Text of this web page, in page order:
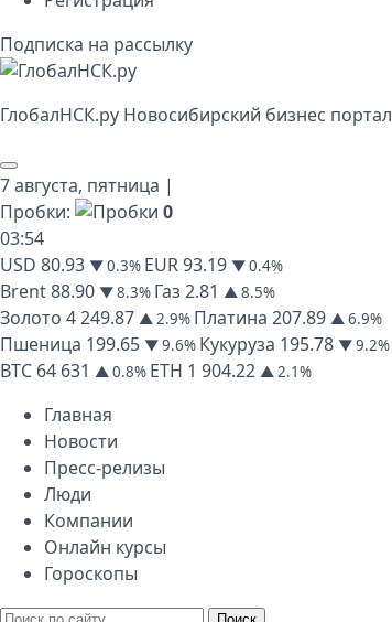
Подписка на рассылку
ГлобалНСК.py Новосибирский бизнес портал
7 августа, пятница |
Пробки:
0
03:54
USD 80.93 ▼ 0.3% EUR93.19 ▼ 0.4%
Brent88.90 ▼ 8.3% Газ 2.81 ▲ 8.5%
Золото 4 249.87 ▲ 2.9% Платина 207.89 ▲ 6.9%
Пшеница 199.65 ▼ 9.6% Кукуруза 195.78 ▼ 9.2%
BTC 64 631 ▲ 0.8% ETH 1 904.22 ▲ 2.1%
Главная
Новости
Пресс-релизы
Люди
Компании
Онлайн курсы
Гороскопы